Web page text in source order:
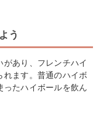
う
あり、フレンチハイ
ます。普通のハイボ
ったハイボールを飲ん